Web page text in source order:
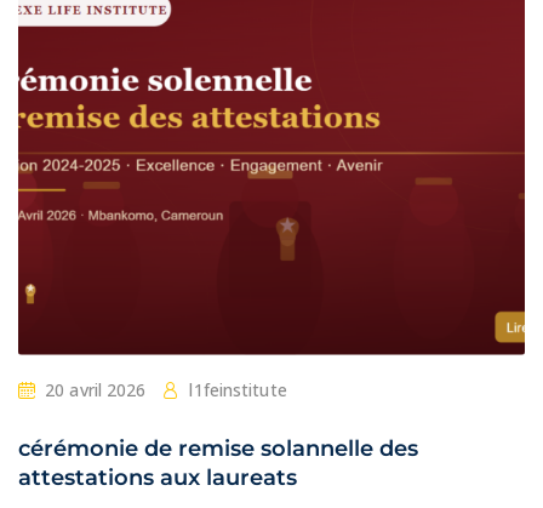
20 avril 2026 l1feinstitute
cérémonie de remise solannelle des
attestations aux laureats